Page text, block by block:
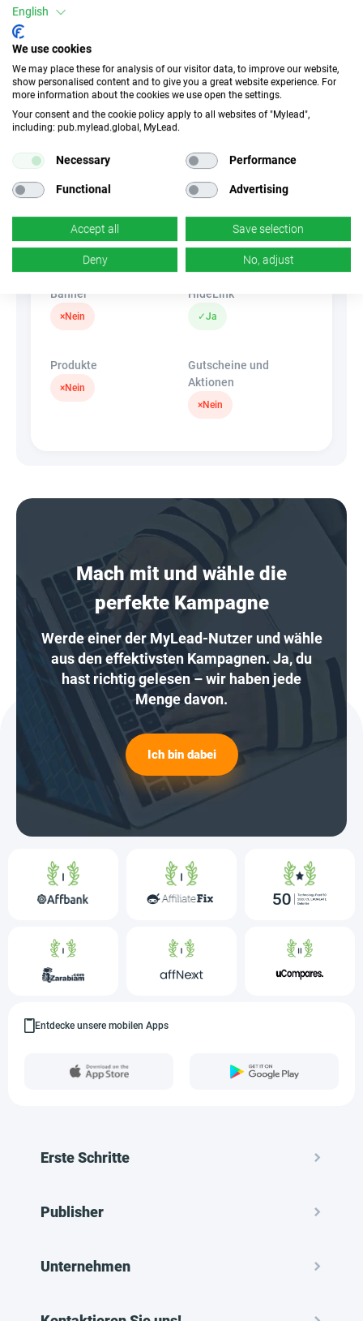
Attribute
||Geräte||
Mobile Geräte
Desktop Tablet
Unerlaubter
k.A.
k.A.
×Nein
Banner
×Nein
HideLink
✓Ja
Produkte
×Nein
Gutscheine und
Aktionen
×Nein
Mach mit und wähle die
perfekte Kampagne
Werde einer der MyLead-Nutzer und wähle
aus den effektivsten Kampagnen. Ja, du
hast richtig gelesen – wir haben jede
Menge davon.
Ich bin dabei
Entdecke unsere mobilen Apps
Erste Schritte
Publisher
Unternehmen
English
We use cookies
We may place these for analysis of our visitor data, to improve our website,
show personalised content and to give you a great website experience. For
more information about the cookies we use open the settings.
Your consent and the cookie policy apply to all websites of "Mylead",
including: pub.mylead.global, MyLead.
Necessary Performance
Functional Advertising
Accept all Save selection
Deny No, adjust